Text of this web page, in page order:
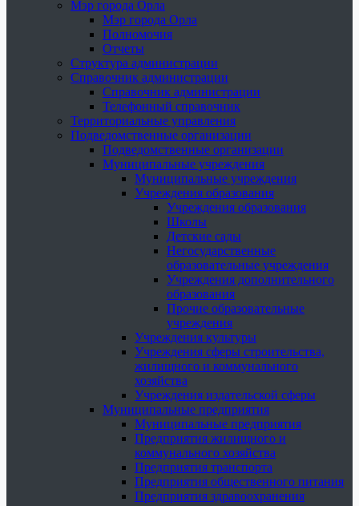
Мэр города Орла
Мэр города Орла
Полномочия
Отчеты
Структура администрации
Справочник администрации
Справочник администрации
Телефонный справочник
Территориальные управления
Подведомственные организации
Подведомственные организации
Муниципальные учреждения
Муниципальные учреждения
Учреждения образования
Учреждения образования
Школы
Детские сады
Негосударственные
образовательные учреждения
Учреждения дополнительного
образования
Прочие образовательные
учреждения
Учреждения культуры
Учреждения сферы строительства,
жилищного и коммунального
хозяйства
Учреждения издательской сферы
Муниципальные предприятия
Муниципальные предприятия
Предприятия жилищного и
коммунального хозяйства
Предприятия транспорта
Предприятия общественного питания
Предприятия здравоохранения